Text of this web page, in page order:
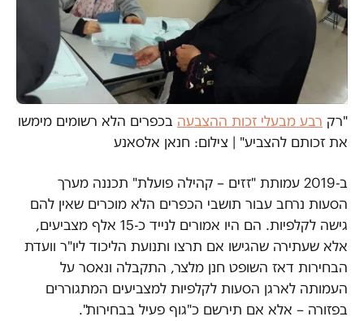
"רק רבע מבעלי זכות ההצבעה בכפרים הלא רשומים מימשו
את זכותם להצביע" | צילום: חנאן אלסאנע
ב-2019 עמותת "זזים – קהילה פועלת" תכננה מערך
הסעות נרחב עבור תושבי הכפרים הלא מוכרים שאין להם
גישה לקלפיות. הם היו אמורים לנייד כ-15 אלף מצביעים,
אלא שעתירה שהגישו אם תרצו ותנועת הליכוד ליו"ר וועדת
הבחירות דאז השופט חנן מלצר, התקבלה ונאסר על
העמותה לארגן הסעות לקלפיות למצביעים המתגוררים
בפזורה – אלא אם תירשם כ"גוף פעיל בבחירות".